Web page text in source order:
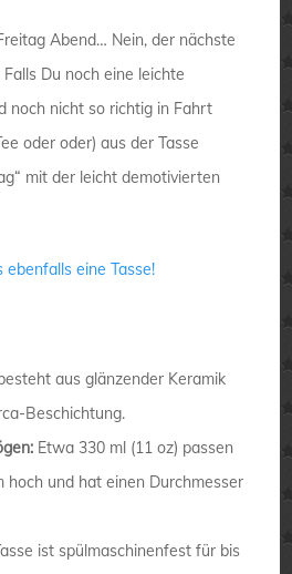
Abend… Nein, der nächste
Du noch eine leichte
noch nicht so richtig in Fahrt
oder oder) aus der Tasse
mit der leicht demotivierten
ebenfalls eine Tasse!
aus glänzender Keramik
Beschichtung.
Etwa 330 ml (11 oz) passen
hoch und hat einen Durchmesser
ist spülmaschinenfest für bis